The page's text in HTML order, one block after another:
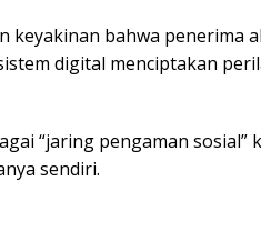
keyakinan bahwa penerima
digital menciptakan
“jaring pengaman sosial”
sendiri.